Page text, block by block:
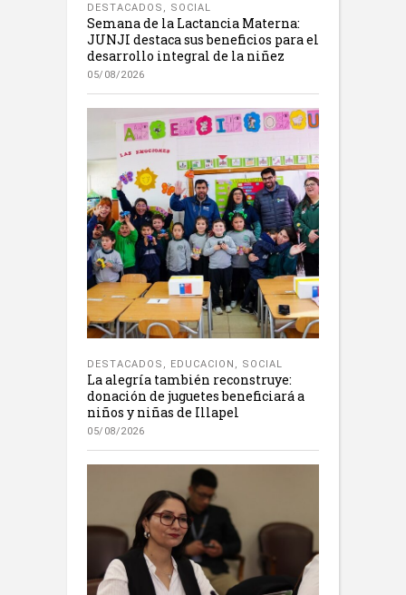
DESTACADOS SOCIAL
Semana de la Lactancia Materna:
JUNJI destaca sus beneficios para el
desarrollo integral de la niñez
05/08/2026
DESTACADOS , EDUCACION , SOCIAL
La alegría también reconstruye:
donación de juguetes beneficiará a
niños y niñas de Illapel
05/08/2026